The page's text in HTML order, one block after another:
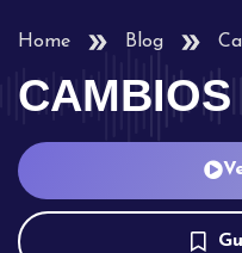
Home Blog
CAMBIOS